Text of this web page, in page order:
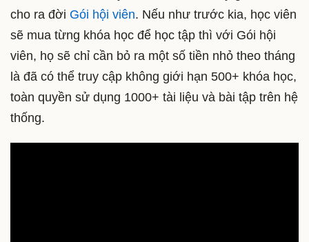
cho ra đời Gói hội viên. Nếu như trước kia, học viên
sẽ mua từng khóa học để học tập thì với Gói hội
viên, họ sẽ chỉ cần bỏ ra một số tiền nhỏ theo tháng
là đã có thể truy cập không giới hạn 500+ khóa học,
toàn quyền sử dụng 1000+ tài liệu và bài tập trên hệ
thống.